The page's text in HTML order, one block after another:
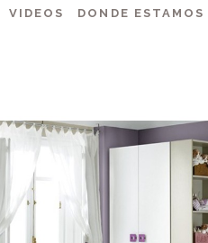
VIDEOS DONDE ESTAMOS